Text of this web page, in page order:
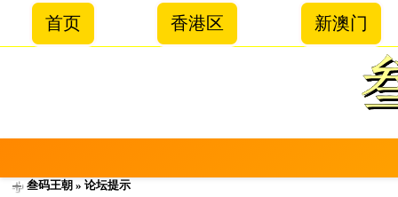
首页 香港区 新澳门
叁码王朝 » 论坛提示